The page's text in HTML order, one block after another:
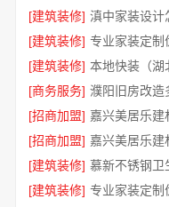
[建筑装修]
[建筑装修]
[建筑装修]
[商务服务]
[招商加盟]
[招商加盟]
[建筑装修] 慕新不锈钢卫
[建筑装修]